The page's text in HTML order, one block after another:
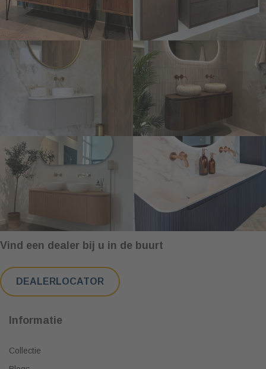
Vind een dealer bij u in de buurt
DEALERLOCATOR
Informatie
Collectie